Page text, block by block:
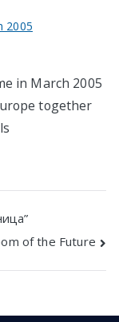
2005
in March 2005
together
of the Future